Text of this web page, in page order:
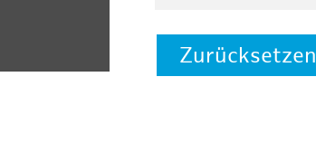
Zurücksetzen